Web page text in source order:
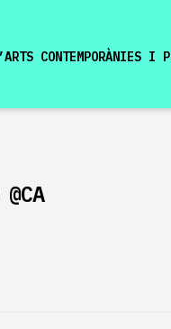
CONTEMPORÀNIES I